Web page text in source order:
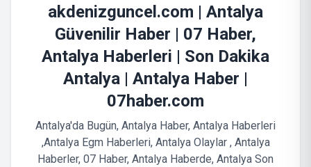
akdenizguncel.com | Antalya
Güvenilir Haber | 07 Haber,
Antalya Haberleri | Son Dakika
Antalya | Antalya Haber |
07haber.com
Antalya'da Bugün, Antalya Haber, Antalya Haberleri
,Antalya Egm Haberleri, Antalya Olaylar , Antalya
Haberler, 07 Haber, Antalya Haberde, Antalya Son